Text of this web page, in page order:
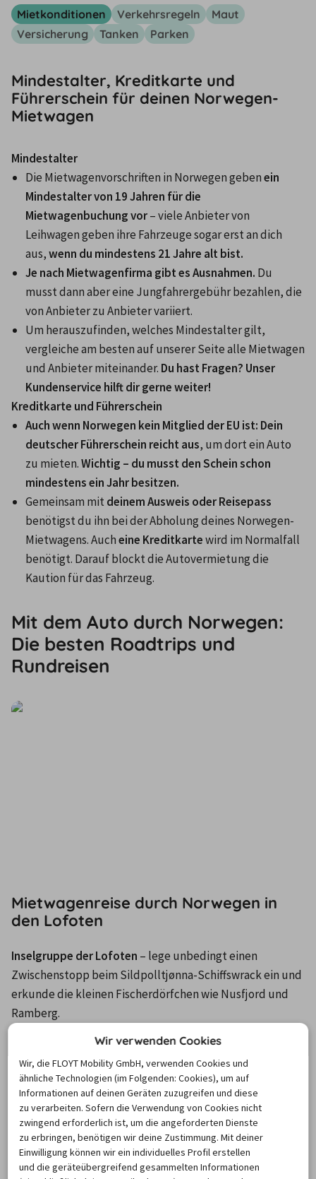
Mietkonditionen Verkehrsregeln
Maut
Versicherung
Tanken Parken
Mindestalter, Kreditkarte und
Führerschein für deinen Norwegen-
Mietwagen
Mindestalter
Die Mietwagenvorschriften in Norwegen geben ein
Mindestalter von 19 Jahren für die
Mietwagenbuchung vor – viele Anbieter von
Leihwagen geben ihre Fahrzeuge sogar erst an dich
aus, wenn du mindestens 21 Jahre alt bist.
Je nach Mietwagenfirma gibt es Ausnahmen. Du
musst dann aber eine Jungfahrergebühr bezahlen, die
von Anbieter zu Anbieter variiert.
Um herauszufinden, welches Mindestalter gilt,
vergleiche am besten auf unserer Seite alle Mietwagen
und Anbieter miteinander. Du hast Fragen? Unser
Kundenservice hilft dir gerne weiter!
Kreditkarte und Führerschein
Auch wenn Norwegen kein Mitglied der EU ist: Dein
deutscher Führerschein reicht aus, um dort ein Auto
zu mieten. Wichtig – du musst den Schein schon
mindestens ein Jahr besitzen.
Gemeinsam mit deinem Ausweis oder Reisepass
benötigst du ihn bei der Abholung deines Norwegen-
Mietwagens. Auch eine Kreditkarte wird im Normalfall
benötigt. Darauf blockt die Autovermietung die
Kaution für das Fahrzeug.
Mit dem Auto durch Norwegen:
Die besten Roadtrips und
Rundreisen
Mietwagenreise durch Norwegen in
den Lofoten
Inselgruppe der Lofoten – lege unbedingt einen
Zwischenstopp beim Sildpolltjønna-Schiffswrack ein und
erkunde die kleinen Fischerdörfchen wie Nusfjord und
Ramberg.
📍 Strecke: Tromsø – Evenes – Svolvær – Henningsvær –
Nusfjord – Ramberg – Å – Bodø – Narvik – Tromsø
⛽ Dauer der Route: 2 – 3 Wochen (ca. 1.700 km, etwa 16
Stunden Fahrzeit)
Wir verwenden Cookies
Wir, die FLOYT Mobility GmbH, verwenden Cookies und
ähnliche Technologien (im Folgenden: Cookies), um auf
Informationen auf deinen Geräten zuzugreifen und diese
zu verarbeiten. Sofern die Verwendung von Cookies nicht
zwingend erforderlich ist, um die angeforderten Dienste
zu erbringen, benötigen wir deine Zustimmung. Mit deiner
Einwilligung können wir ein individuelles Profil erstellen
und die geräteübergreifend gesammelten Informationen